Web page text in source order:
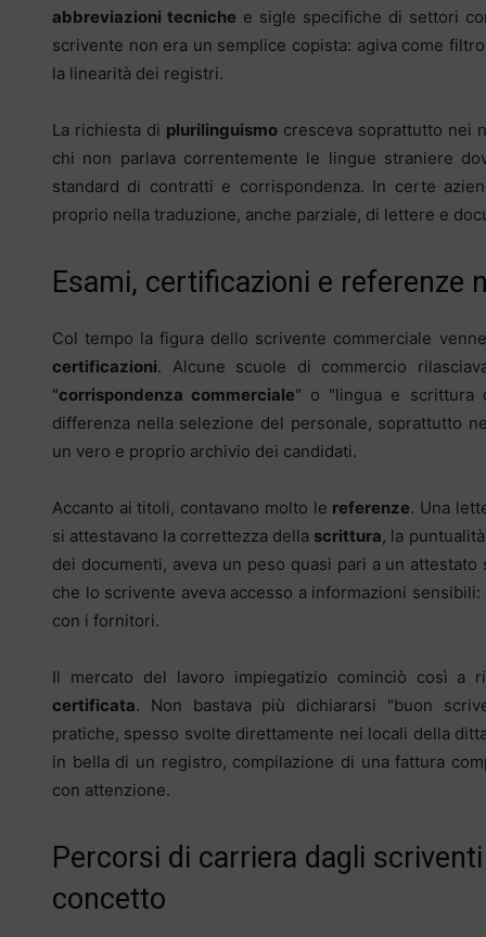
abbreviazioni tecniche e sigle specifiche di settori
scrivente non era un semplice copista: agiva come
la linearità dei registri.
La richiesta di plurilinguismo cresceva soprattutto nei
chi non parlava correntemente le lingue straniere
standard di contratti e corrispondenza. In certe
proprio nella traduzione, anche parziale, di lettere e
Esami, certificazioni e referenze
Col tempo la figura dello scrivente commerciale
certificazioni. Alcune scuole di commercio
"corrispondenza commerciale" o "lingua e scrittura
differenza nella selezione del personale, soprattutto
un vero e proprio archivio dei candidati.
Accanto ai titoli, contavano molto le referenze. Una
si attestavano la correttezza della scrittura, la
dei documenti, aveva un peso quasi pari a un
che lo scrivente aveva accesso a informazioni
con i fornitori.
Il mercato del lavoro impiegatizio cominciò così a
certificata. Non bastava più dichiararsi "buon
pratiche, spesso svolte direttamente nei locali della
in bella di un registro, compilazione di una fattura
con attenzione.
Percorsi di carriera dagli
concetto